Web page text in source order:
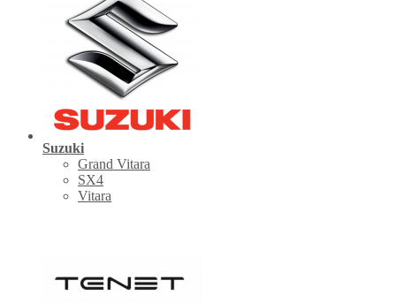
Suzuki
Grand Vitara
SX4
Vitara